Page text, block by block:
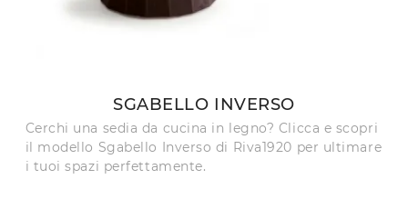
SGABELLO INVERSO
Cerchi una sedia da cucina in legno? Clicca e scopri
il modello Sgabello Inverso di Riva1920 per ultimare
i tuoi spazi perfettamente.